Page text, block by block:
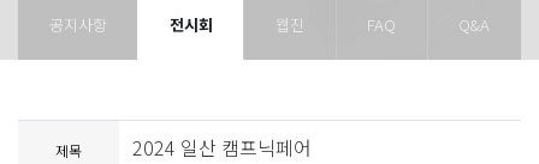
공지사항 전시회 웹진 FAQ Q&A
제목 2024 일산 캠프닉페어